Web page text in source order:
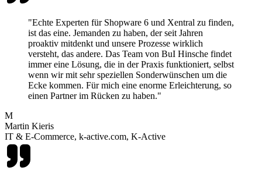
"Echte Experten für Shopware 6 und Xentral zu finden,
ist das eine. Jemanden zu haben, der seit Jahren
proaktiv mitdenkt und unsere Prozesse wirklich
versteht, das andere. Das Team von BuI Hinsche findet
immer eine Lösung, die in der Praxis funktioniert, selbst
wenn wir mit sehr speziellen Sonderwünschen um die
Ecke kommen. Für mich eine enorme Erleichterung, so
einen Partner im Rücken zu haben."
M
Martin Kieris
IT & E-Commerce, k-active.com, K-Active